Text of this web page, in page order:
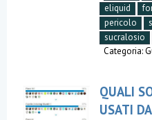
eliquid
pericolo
sucralosio
Categoria:
QUALI
USATI